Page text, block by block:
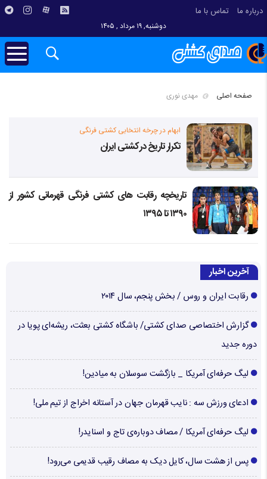
درباره ما تماس با ما
دوشنبه, ۱۹ مرداد , ۱۴۰۵
صفحه اصلی مهدی نوری
ابهام در چرخه انتخابی کشتی فرنگی
تکرار تاریخ در کشتی ایران
تاریخچه رقابت های کشتی فرنگی قهرمانی کشور از
۱۳۹۰ تا ۱۳۹۵
آخرین اخبار
رقابت ایران و روس / بخش پنجم، سال ۲۰۱۴
گزارش اختصاصی صدای کشتی/ باشگاه کشتی بعثت، ریشه‌ای پویا در
دوره جدید
لیگ حرفه‌ای آمریکا _ بازگشت سوسلان به میادین!
ادعای ورزش سه : نایب قهرمان جهان در آستانه اخراج از تیم ملی!
لیگ حرفه‌ای آمریکا / مصاف دوباره‌ی تاج و اسنایدر!
پس از هشت سال، کایل دیک به مصاف رقیب قدیمی می‌رود!